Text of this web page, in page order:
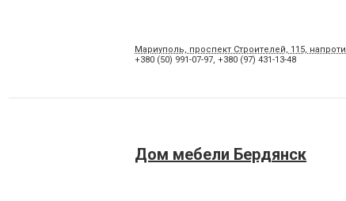
Мариуполь, проспект Строителей, 115,
+380 (50) 991-07-97, +380 (97) 431-13-48
Дом мебели Бердянск